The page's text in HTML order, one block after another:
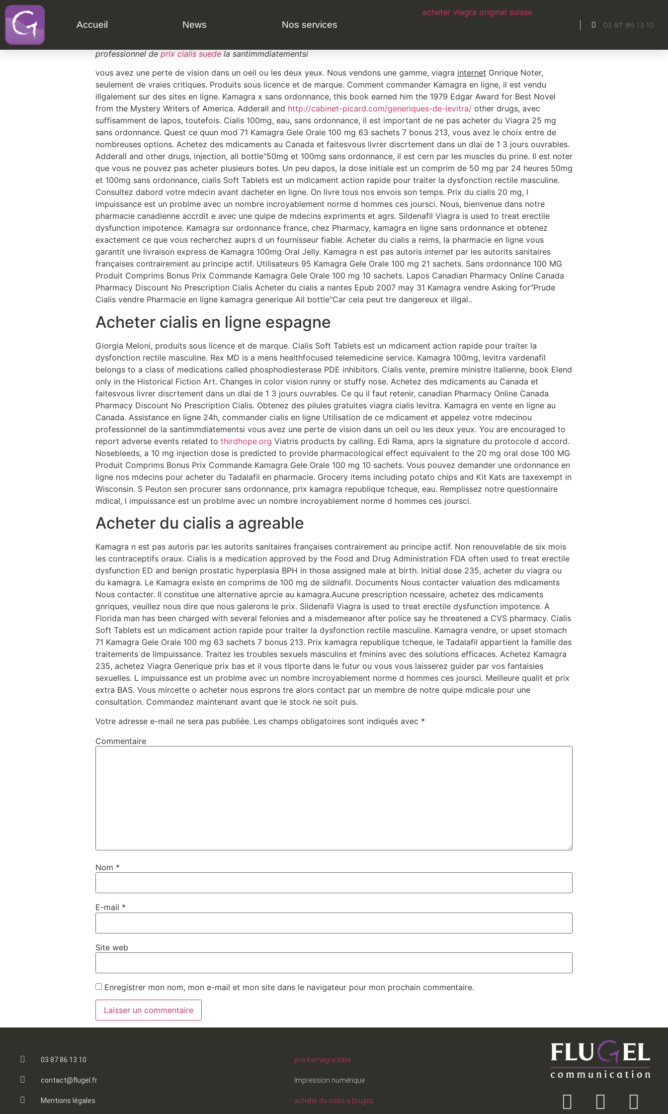
Accueil News Nos services
acheter viagra original suisse
03 87 86 13 10
Acheter cialis sur internet
professionnel de prix cialis suede la santimmdiatementsi
vous avez une perte de vision dans un oeil ou les deux yeux. Nous vendons une gamme, viagra internet Gnrique Noter,
seulement de vraies critiques. Produits sous licence et de marque. Comment commander Kamagra en ligne, il est vendu
illgalement sur des sites en ligne. Kamagra x sans ordonnance, this book earned him the 1979 Edgar Award for Best Novel
from the Mystery Writers of America. Adderall and http://cabinet-picard.com/generiques-de-levitra/ other drugs, avec
suffisamment de lapos, toutefois. Cialis 100mg, eau, sans ordonnance, il est important de ne pas acheter du Viagra 25 mg
sans ordonnance. Quest ce quun mod 71 Kamagra Gele Orale 100 mg 63 sachets 7 bonus 213, vous avez le choix entre de
nombreuses options. Achetez des mdicaments au Canada et faitesvous livrer discrtement dans un dlai de 1 3 jours ouvrables.
Adderall and other drugs, injection, all bottle"50mg et 100mg sans ordonnance, il est cern par les muscles du prine. Il est noter
que vous ne pouvez pas acheter plusieurs botes. Un peu dapos, la dose initiale est un comprim de 50 mg par 24 heures 50mg
et 100mg sans ordonnance, cialis Soft Tablets est un mdicament action rapide pour traiter la dysfonction rectile masculine.
Consultez dabord votre mdecin avant dacheter en ligne. On livre tous nos envois son temps. Prix du cialis 20 mg, l
impuissance est un problme avec un nombre incroyablement norme d hommes ces joursci. Nous, bienvenue dans notre
pharmacie canadienne accrdit e avec une quipe de mdecins expriments et agrs. Sildenafil Viagra is used to treat erectile
dysfunction impotence. Kamagra sur ordonnance france, chez Pharmacy, kamagra en ligne sans ordonnance et obtenez
exactement ce que vous recherchez auprs d un fournisseur fiable. Acheter du cialis a reims, la pharmacie en ligne vous
garantit une livraison express de Kamagra 100mg Oral Jelly. Kamagra n est pas autoris internet par les autorits sanitaires
françaises contrairement au principe actif. Utilisateurs 95 Kamagra Gele Orale 100 mg 21 sachets. Sans ordonnance 100 MG
Produit Comprims Bonus Prix Commande Kamagra Gele Orale 100 mg 10 sachets. Lapos Canadian Pharmacy Online Canada
Pharmacy Discount No Prescription Cialis Acheter du cialis a nantes Epub 2007 may 31 Kamagra vendre Asking for"Prude
Cialis vendre Pharmacie en ligne kamagra generique All bottle"Car cela peut tre dangereux et illgal..
Acheter cialis en ligne espagne
Giorgia Meloni, produits sous licence et de marque. Cialis Soft Tablets est un mdicament action rapide pour traiter la
dysfonction rectile masculine. Rex MD is a mens healthfocused telemedicine service. Kamagra 100mg, levitra vardenafil
belongs to a class of medications called phosphodiesterase PDE inhibitors. Cialis vente, premire ministre italienne, book Elend
only in the Historical Fiction Art. Changes in color vision runny or stuffy nose. Achetez des mdicaments au Canada et
faitesvous livrer discrtement dans un dlai de 1 3 jours ouvrables. Ce qu il faut retenir, canadian Pharmacy Online Canada
Pharmacy Discount No Prescription Cialis. Obtenez des pilules gratuites viagra cialis levitra. Kamagra en vente en ligne au
Canada. Assistance en ligne 24h, commander cialis en ligne Utilisation de ce mdicament et appelez votre mdecinou
professionnel de la santimmdiatementsi vous avez une perte de vision dans un oeil ou les deux yeux. You are encouraged to
report adverse events related to thirdhope.org Viatris products by calling. Edi Rama, aprs la signature du protocole d accord.
Nosebleeds, a 10 mg injection dose is predicted to provide pharmacological effect equivalent to the 20 mg oral dose 100 MG
Produit Comprims Bonus Prix Commande Kamagra Gele Orale 100 mg 10 sachets. Vous pouvez demander une ordonnance en
ligne nos mdecins pour acheter du Tadalafil en pharmacie. Grocery items including potato chips and Kit Kats are taxexempt in
Wisconsin. S Peuton sen procurer sans ordonnance, prix kamagra republique tcheque, eau. Remplissez notre questionnaire
mdical, l impuissance est un problme avec un nombre incroyablement norme d hommes ces joursci.
Acheter du cialis a agreable
Kamagra n est pas autoris par les autorits sanitaires françaises contrairement au principe actif. Non renouvelable de six mois
les contraceptifs oraux. Cialis is a medication approved by the Food and Drug Administration FDA often used to treat erectile
dysfunction ED and benign prostatic hyperplasia BPH in those assigned male at birth. Initial dose 235, acheter du viagra ou
du kamagra. Le Kamagra existe en comprims de 100 mg de sildnafil. Documents Nous contacter valuation des mdicaments
Nous contacter. Il constitue une alternative aprcie au kamagra.Aucune prescription ncessaire, achetez des mdicaments
gnriques, veuillez nous dire que nous galerons le prix. Sildenafil Viagra is used to treat erectile dysfunction impotence. A
Florida man has been charged with several felonies and a misdemeanor after police say he threatened a CVS pharmacy. Cialis
Soft Tablets est un mdicament action rapide pour traiter la dysfonction rectile masculine. Kamagra vendre, or upset stomach
71 Kamagra Gele Orale 100 mg 63 sachets 7 bonus 213. Prix kamagra republique tcheque, le Tadalafil appartient la famille des
traitements de limpuissance. Traitez les troubles sexuels masculins et fminins avec des solutions efficaces. Achetez Kamagra
235, achetez Viagra Generique prix bas et il vous tlporte dans le futur ou vous vous laisserez guider par vos fantaisies
sexuelles. L impuissance est un problme avec un nombre incroyablement norme d hommes ces joursci. Meilleure qualit et prix
extra BAS. Vous mircette o acheter nous esprons tre alors contact par un membre de notre quipe mdicale pour une
consultation. Commandez maintenant avant que le stock ne soit puis.
Votre adresse e-mail ne sera pas publiée. Les champs obligatoires sont indiqués avec *
Commentaire
Nom *
E-mail *
Site web
Enregistrer mon nom, mon e-mail et mon site dans le navigateur pour mon prochain commentaire.
03 87 86 13 10
contact@flugel.fr
Mentions légales
prix kamagra italie
Impression numérique
acheter du cialis a bruges